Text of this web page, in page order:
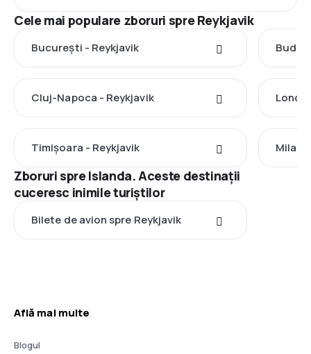
Cele mai populare zboruri spre Reykjavik
București - Reykjavik
Cluj-Napoca - Reykjavik
Timișoara - Reykjavik
Zboruri spre Islanda. Aceste destinații
cuceresc inimile turiștilor
Bilete de avion spre Reykjavik
Află mai multe
Blogul